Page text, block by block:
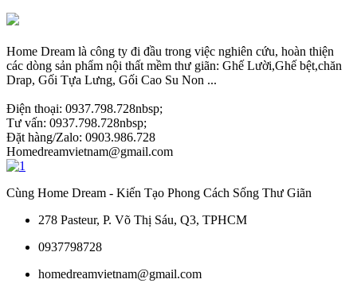
Home Dream là công ty đi đầu trong việc nghiên cứu, hoàn thiện
các dòng sản phẩm nội thất mềm thư giãn: Ghế Lười,Ghế bệt,chăn
Drap, Gối Tựa Lưng, Gối Cao Su Non ...
Điện thoại: 0937.798.728nbsp;
Tư vấn: 0937.798.728nbsp;
Đặt hàng/Zalo: 0903.986.728
Homedreamvietnam@gmail.com
Cùng Home Dream - Kiến Tạo Phong Cách Sống Thư Giãn
278 Pasteur, P. Võ Thị Sáu, Q3, TPHCM
0937798728
homedreamvietnam@gmail.com